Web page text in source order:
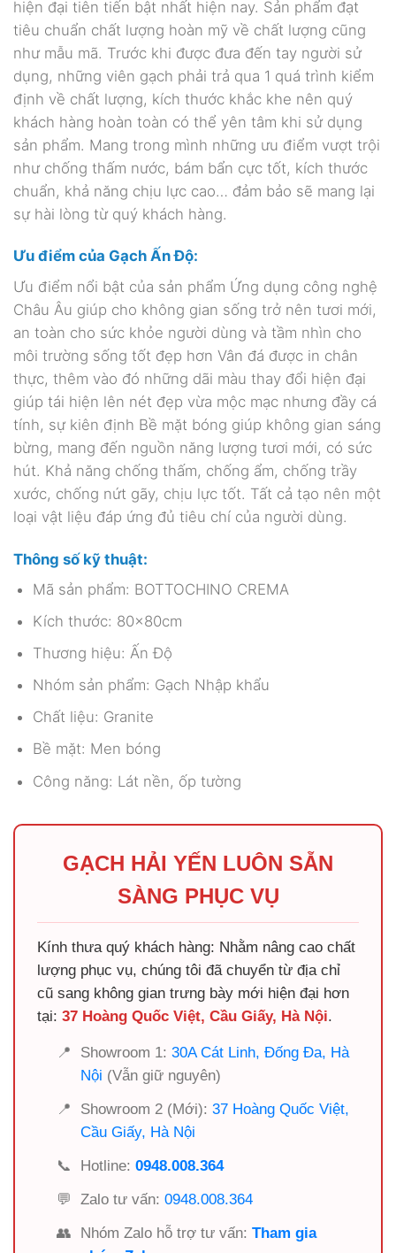
hiện đại tiên tiến bật nhất hiện nay. Sản phẩm đạt
tiêu chuẩn chất lượng hoàn mỹ về chất lượng cũng
như mẫu mã. Trước khi được đưa đến tay người sử
dụng, những viên gạch phải trả qua 1 quá trình kiểm
định về chất lượng, kích thước khắc khe nên quý
khách hàng hoàn toàn có thể yên tâm khi sử dụng
sản phẩm. Mang trong mình những ưu điểm vượt trội
như chống thấm nước, bám bẩn cực tốt, kích thước
chuẩn, khả năng chịu lực cao… đảm bảo sẽ mang lại
sự hài lòng từ quý khách hàng.
Ưu điểm của Gạch Ấn Độ:
Ưu điểm nổi bật của sản phẩm Ứng dụng công nghệ
Châu Âu giúp cho không gian sống trở nên tươi mới,
an toàn cho sức khỏe người dùng và tầm nhìn cho
môi trường sống tốt đẹp hơn Vân đá được in chân
thực, thêm vào đó những dãi màu thay đổi hiện đại
giúp tái hiện lên nét đẹp vừa mộc mạc nhưng đầy cá
tính, sự kiên định Bề mặt bóng giúp không gian sáng
bừng, mang đến nguồn năng lượng tươi mới, có sức
hút. Khả năng chống thấm, chống ẩm, chống trầy
xước, chống nứt gãy, chịu lực tốt. Tất cả tạo nên một
loại vật liệu đáp ứng đủ tiêu chí của người dùng.
Thông số kỹ thuật:
Mã sản phẩm: BOTTOCHINO CREMA
Kích thước: 80x80cm
Thương hiệu: Ấn Độ
Nhóm sản phẩm: Gạch Nhập khẩu
Chất liệu: Granite
Bề mặt: Men bóng
Công năng: Lát nền, ốp tường
GẠCH HẢI YẾN LUÔN SẴN
SÀNG PHỤC VỤ
Kính thưa quý khách hàng: Nhằm nâng cao chất
lượng phục vụ, chúng tôi đã chuyển từ địa chỉ
cũ sang không gian trưng bày mới hiện đại hơn
tại: 37 Hoàng Quốc Việt, Cầu Giấy, Hà Nội.
📍 Showroom 1: 30A Cát Linh, Đống Đa, Hà
Nội (Vẫn giữ nguyên)
📍
Showroom 2 (Mới): 37 Hoàng Quốc Việt,
Cầu Giấy, Hà Nội
📞
Hotline: 0948.008.364
💬
Zalo tư vấn: 0948.008.364
👥
Nhóm Zalo hỗ trợ tư vấn: Tham gia